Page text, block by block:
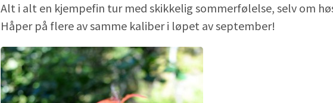
Alt i alt en kjempefin tur med skikkelig sommerfølelse, selv om
Håper på flere av samme kaliber i løpet av september!